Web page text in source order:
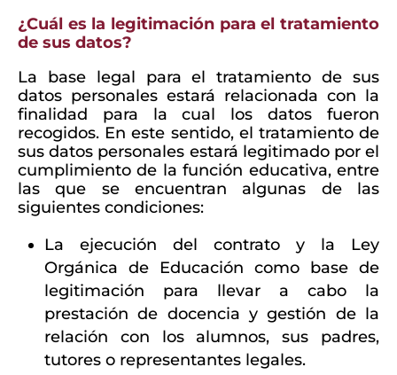
¿Cuál es la legitimación para el tratamiento
de sus datos?
La base legal para el tratamiento de sus
datos personales estará relacionada con la
finalidad para la cual los datos fueron
recogidos. En este sentido, el tratamiento de
sus datos personales estará legitimado por el
cumplimiento de la función educativa, entre
las que se encuentran algunas de las
siguientes condiciones:
La ejecución del contrato y la Ley
Orgánica de Educación como base de
legitimación para llevar a cabo la
prestación de docencia y gestión de la
relación con los alumnos, sus padres,
tutores o representantes legales.